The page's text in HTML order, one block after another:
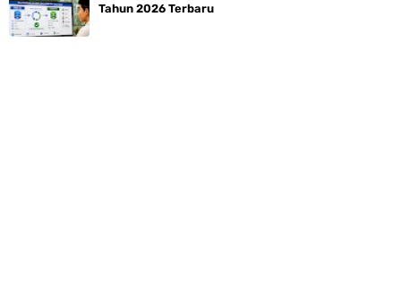
Tahun 2026 Terbaru